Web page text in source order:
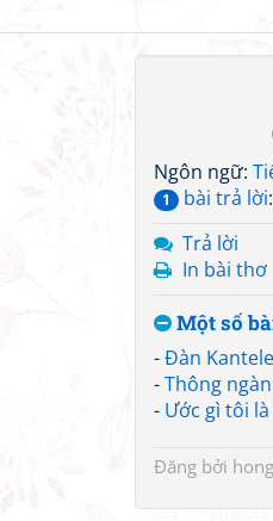
Ngôn ngữ:
1 bài trả lời
Trả lời
In bài thơ
Một số
-Đàn
-Thông
- Ước gì tôi
Đăng bởi